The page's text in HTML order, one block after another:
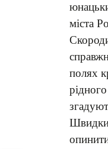
міста
полях